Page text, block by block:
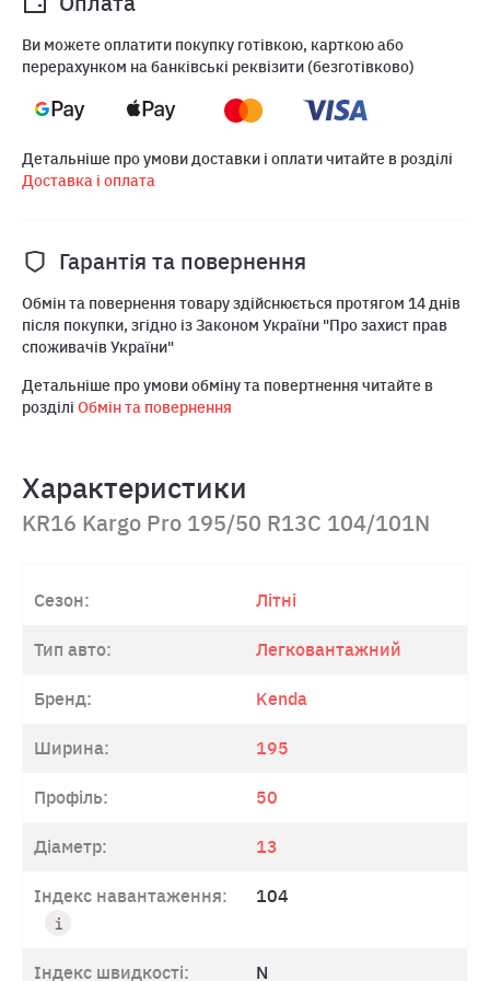
Ви можете оплатити покупку готівкою, карткою або
перерахунком на банківські реквізити (безготівково)
Детальніше про умови доставки і оплати читайте в розділі
Доставка і оплата
Гарантія та повернення
Обмін та повернення товару здійснюється протягом 14 днів
після покупки, згідно із Законом України "Про захист прав
споживачів України"
Детальніше про умови обміну та повертнення читайте в
розділі Обмін та повернення
Характеристики
KR16 Kargo Pro 195/50 R13C 104/101N
Сезон: Літні
Тип авто: Легковантажний
Бренд: Kenda
Ширина: 195
Профіль: 50
Діаметр: 13
Індекс навантаження: 104
Індекс швидкості: N